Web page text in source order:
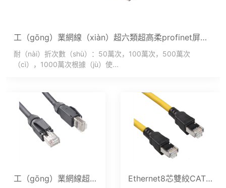
工（gōng）業網線（xiàn）超六類超高柔profinet屏蔽千兆ethercat網絡拖鏈
耐（nài）折次數（shù）：50萬次，100萬次，500萬次
（cì），1000萬次根據（jù）使...
工（gōng）業網線超（chāo）五類超高柔組裝德式（shì）水晶（jīng）頭-黑色 Ethernet8芯雙絞CAT6A超（chāo）六類高（gāo）柔工業級網線伺（sì）服器用拖鏈500萬次